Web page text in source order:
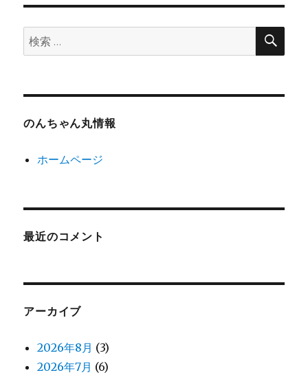
検
索:
検
のんちゃん丸情報
ホームページ
最近のコメント
アーカイブ
2026年8月 (3)
2026年7月 (6)